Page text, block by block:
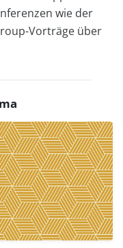
wie der
Vorträge über